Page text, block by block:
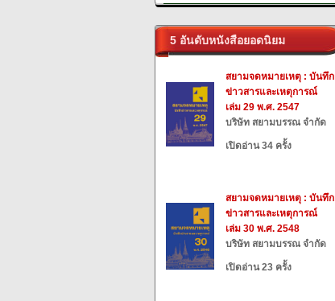
5 อันดับหนังสือยอดนิยม
สยามจดหมายเหตุ : บันทึก
ข่าวสารและเหตุการณ์
เล่ม 29 พ.ศ. 2547
บริษัท สยามบรรณ จำกัด
เปิดอ่าน 34 ครั้ง
สยามจดหมายเหตุ : บันทึก
ข่าวสารและเหตุการณ์
เล่ม 30 พ.ศ. 2548
บริษัท สยามบรรณ จำกัด
เปิดอ่าน 23 ครั้ง